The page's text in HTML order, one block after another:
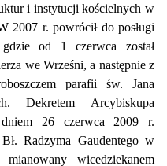
i instytucji kościelnych w
2007 r. powrócił do posługi
od 1 czerwca został
we Wrześni, a następnie z
parafii św. Jana
Dekretem Arcybiskupa
26 czerwca 2009 r.
Radzyma Gaudentego w
wicedziekanem